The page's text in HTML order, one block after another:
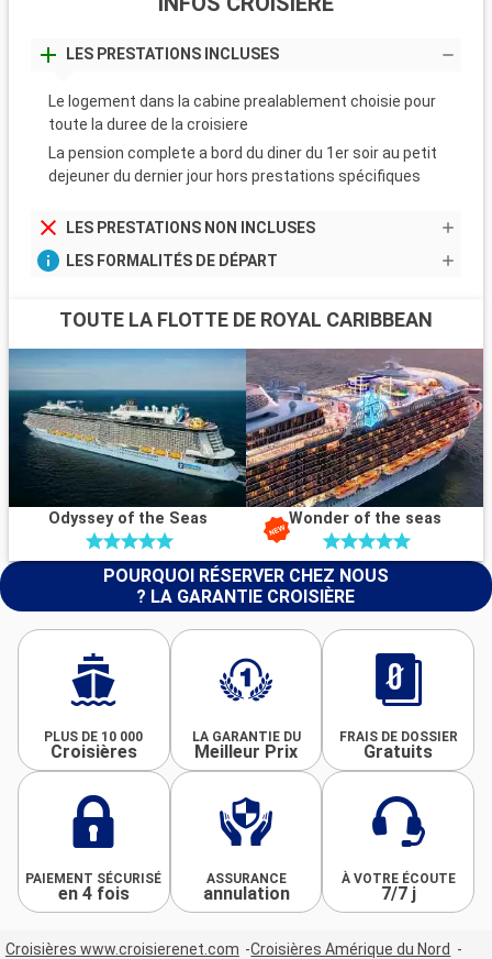
LES PRESTATIONS INCLUSES
Le logement dans la cabine prealablement choisie pour
toute la duree de la croisiere
La pension complete a bord du diner du 1er soir au petit
dejeuner du dernier jour hors prestations spécifiques
LES PRESTATIONS NON INCLUSES
LES FORMALITÉS DE DÉPART
TOUTE LA FLOTTE DE ROYAL CARIBBEAN
Odyssey of the Seas Wonder of the seas
POURQUOI RÉSERVER CHEZ NOUS
? LA GARANTIE CROISIÈRE
PLUS DE 10 000
Croisières
LA GARANTIE DU
Meilleur Prix
FRAIS DE DOSSIER
Gratuits
PAIEMENT SÉCURISÉ
en 4 fois
ASSURANCE
annulation
À VOTRE ÉCOUTE
7/7 j
Croisières www.croisierenet.com
Croisières Amérique du Nord